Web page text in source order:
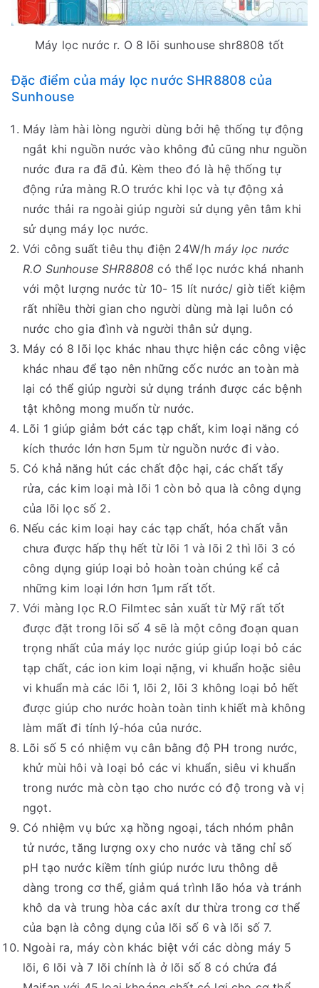
Máy lọc nước r. O 8 lõi sunhouse shr8808 tốt
Đặc điểm của máy lọc nước SHR8808 của
Sunhouse
Máy làm hài lòng người dùng bởi hệ thống tự động
ngắt khi nguồn nước vào không đủ cũng như nguồn
nước đưa ra đã đủ. Kèm theo đó là hệ thống tự
động rửa màng R.O trước khi lọc và tự động xả
nước thải ra ngoài giúp người sử dụng yên tâm khi
sử dụng máy lọc nước.
Với công suất tiêu thụ điện 24W/hmáy lọc nước
R.O Sunhouse SHR8808 có thể lọc nước khá nhanh
với một lượng nước từ 10- 15 lít nước/ giờ tiết kiệm
rất nhiều thời gian cho người dùng mà lại luôn có
nước cho gia đình và người thân sử dụng.
Máy có 8 lõi lọc khác nhau thực hiện các công việc
khác nhau để tạo nên những cốc nước an toàn mà
lại có thể giúp người sử dụng tránh được các bệnh
tật không mong muốn từ nước.
Lõi 1 giúp giảm bớt các tạp chất, kim loại năng có
kích thước lớn hơn 5µm từ nguồn nước đi vào.
Có khả năng hút các chất độc hại, các chất tẩy
rửa, các kim loại mà lõi 1 còn bỏ qua là công dụng
của lõi lọc số 2.
Nếu các kim loại hay các tạp chất, hóa chất vẫn
chưa được hấp thụ hết từ lõi 1 và lõi 2 thì lõi 3 có
công dụng giúp loại bỏ hoàn toàn chúng kể cả
những kim loại lớn hơn 1µm rất tốt.
Với màng lọc R.O Filmtec sản xuất từ Mỹ rất tốt
được đặt trong lõi số 4 sẽ là một công đoạn quan
trọng nhất của máy lọc nước giúp giúp loại bỏ các
tạp chất, các ion kim loại nặng, vi khuẩn hoặc siêu
vi khuẩn mà các lõi 1, lõi 2, lõi 3 không loại bỏ hết
được giúp cho nước hoàn toàn tinh khiết mà không
làm mất đi tính lý-hóa của nước.
Lõi số 5 có nhiệm vụ cân bằng độ PH trong nước,
khử mùi hôi và loại bỏ các vi khuẩn, siêu vi khuẩn
trong nước mà còn tạo cho nước có độ trong và vị
ngọt.
Có nhiệm vụ bức xạ hồng ngoại, tách nhóm phân
tử nước, tăng lượng oxy cho nước và tăng chỉ số
pH tạo nước kiềm tính giúp nước lưu thông dễ
dàng trong cơ thể, giảm quá trình lão hóa và tránh
khô da và trung hòa các axít dư thừa trong cơ thể
của bạn là công dụng của lõi số 6 và lõi số 7.
Ngoài ra, máy còn khác biệt với các dòng máy 5
lõi, 6 lõi và 7 lõi chính là ở lõi số 8 có chứa đá